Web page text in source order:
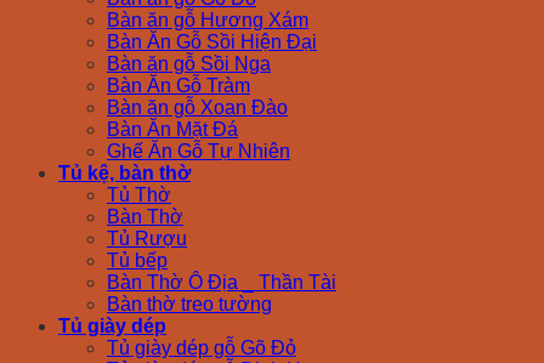
Bàn ăn gỗ Hương Xám
Bàn Ăn Gỗ Sồi Hiện Đại
Bàn ăn gỗ Sồi Nga
Bàn Ăn Gỗ Tràm
Bàn ăn gỗ Xoan Đào
Bàn Ăn Mặt Đá
Ghế Ăn Gỗ Tự Nhiên
Tủ kệ, bàn thờ
Tủ Thờ
Bàn Thờ
Tủ Rượu
Tủ bếp
Bàn Thờ Ô Địa _ Thần Tài
Bàn thờ treo tường
Tủ giày dép
Tủ giày dép gỗ Gõ Đỏ